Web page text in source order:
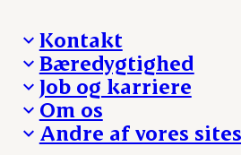
Kontakt
Besøg Danish Crown
Presse og nyheder
Reklamationer
Whistleblower
Øvrige henvendelser
Bæredygtighed
Fra jord til bord
Hverdagen
Ansvarlighed og nøgletal
Job og karriere
Arbejd med os
Ledige stillinger
Om os
Hvem er vi
Andre af vores sites